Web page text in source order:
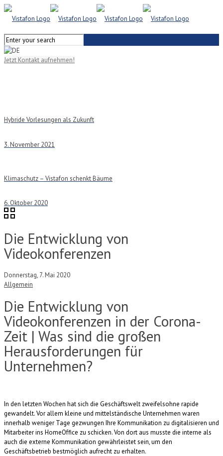
Jetzt Kontakt aufnehmen!
Hybride Vorlesungen als Zukunft
3. November 2021
Klimaschutz – Vistafon schenkt Bäume
6. Oktober 2020
Die Entwicklung von
Videokonferenzen
Donnerstag, 7. Mai 2020
Allgemein
Die Entwicklung von
Videokonferenzen in der Corona-
Zeit | Was sind die großen
Herausforderungen für
Unternehmen?
In den letzten Wochen hat sich die Geschäftswelt zweifelsohne rapide
gewandelt. Vor allem kleine und mittelständische Unternehmen waren
innerhalb weniger Tage gezwungen Ihre Kommunikation zu digitalisieren und
Mitarbeiter ins HomeOffice zu schicken. Von dort aus musste die interne als
auch die externe Kommunikation gewährleistet sein, um den
Geschäftsbetrieb bestmöglich aufrecht zu erhalten.